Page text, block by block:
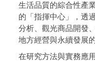
生活品質的綜合性產
的「指揮中心」，透
分析、觀光商品開發
地方經營與永續發展
在研究方法與實務應